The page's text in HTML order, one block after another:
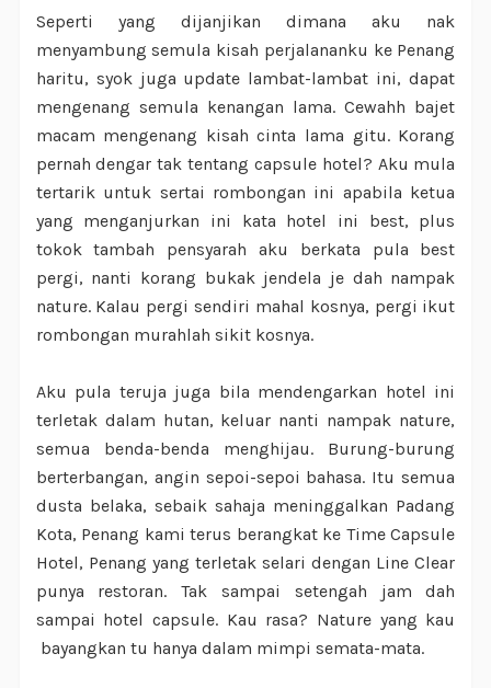
Seperti yang dijanjikan dimana aku nak
menyambung semula kisah perjalananku ke Penang
haritu, syok juga update lambat-lambat ini, dapat
mengenang semula kenangan lama. Cewahh bajet
macam mengenang kisah cinta lama gitu. Korang
pernah dengar tak tentang capsule hotel? Aku mula
tertarik untuk sertai rombongan ini apabila ketua
yang menganjurkan ini kata hotel ini best, plus
tokok tambah pensyarah aku berkata pula best
pergi, nanti korang bukak jendela je dah nampak
nature. Kalau pergi sendiri mahal kosnya, pergi ikut
rombongan murahlah sikit kosnya.
Aku pula teruja juga bila mendengarkan hotel ini
terletak dalam hutan, keluar nanti nampak nature,
semua benda-benda menghijau. Burung-burung
berterbangan, angin sepoi-sepoi bahasa. Itu semua
dusta belaka, sebaik sahaja meninggalkan Padang
Kota, Penang kami terus berangkat ke Time Capsule
Hotel, Penang yang terletak selari dengan Line Clear
punya restoran. Tak sampai setengah jam dah
sampai hotel capsule. Kau rasa? Nature yang kau
bayangkan tu hanya dalam mimpi semata-mata.